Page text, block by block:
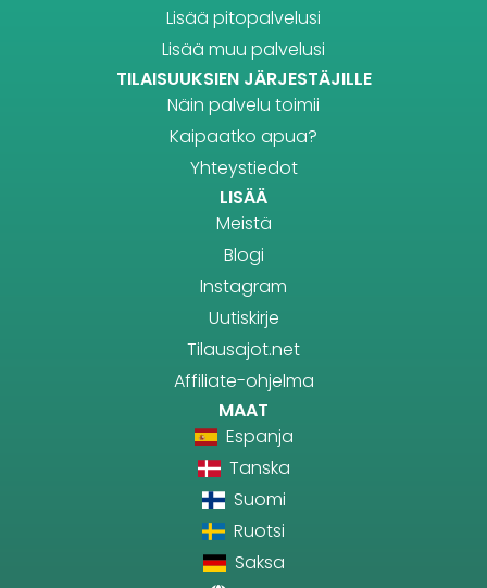
Lisää pitopalvelusi
Lisää muu palvelusi
TILAISUUKSIEN JÄRJESTÄJILLE
Näin palvelu toimii
Kaipaatko apua?
Yhteystiedot
LISÄÄ
Meistä
Blogi
Instagram
Uutiskirje
Tilausajot.net
Affiliate-ohjelma
MAAT
Espanja
Tanska
Suomi
Ruotsi
Saksa